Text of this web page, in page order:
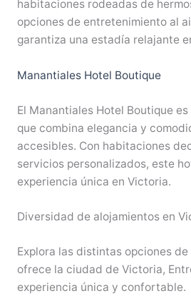
habitaciones rodeadas de
opciones de entretenimiento al
garantiza una estadía relajante
Manantiales Hotel Boutique
El Manantiales Hotel Boutique
que combina elegancia y
accesibles. Con habitaciones
servicios personalizados, este
experiencia única en Victoria.
Diversidad de alojamientos en
Explora las distintas opciones
ofrece la ciudad de Victoria,
experiencia única y confortable.